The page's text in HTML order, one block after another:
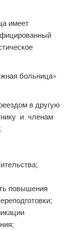
имеет
больница»
в другую
и членам
повышения